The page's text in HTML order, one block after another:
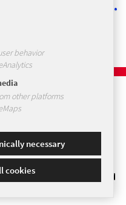
behavior
other platforms
necessary
cookies